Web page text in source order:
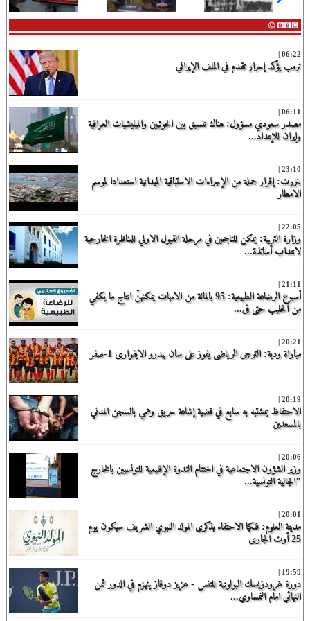
إصابة
بال...
الحلفاء
في
"سلاح
هتلر
06:22 |
ترمب يؤكد إحراز تقدم في الملف الإيراني
06:11 |
مصدر سعودي مسؤول: هناك تنسيق بين الحوثيين والميليشيات العراقية
وإيران للإعداد...
23:10 |
بنزرت: إقرار جملة من الإجراءات الاستباقية الميدانية استعدادا لموسم
الامطار
22:05 |
وزارة التربية: يمكن للناجحين في مرحلة القبول الاولي للمناظرة الخارجية
لانتداب أساتذة...
21:11 |
أسبوع الرضاعة الطبيعية: 95 بالمائة من الامهات يمكنهنّ انتاج ما يكفي
من الحليب حتى في...
20:21 |
مباراة ودية: الترجي الرياضي يفوز على سان بيدرو الايفواري 1-صفر
20:19 |
الاحتفاظ بمشتبه به سابع في قضية إشاعة حريق وهمي بالسجن المدني
بالمسعدين
20:06 |
وزير الشؤون الاجتماعية في اختتام الندوة الإقليمية للتونسيين بالخارج
"الجالية التونسية...
20:01 |
مدينة العلوم: فلكيا الاحتفاء بذكرى المولد النبوي الشريف سيكون يوم
25 أوت الجاري
19:59 |
دورة غرودزيسك البولونية للتنس - عزيز دوقاز ينهزم في الدور ثمن
النهائي امام النمساوي...